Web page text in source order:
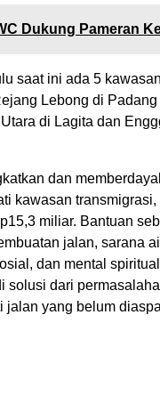
Dukung Pameran
saat ini ada 5
Lebong di
di Lagita dan
dan
kawasan
miliar. Bantuan
jalan, sarana
dan mental
solusi dari
jalan yang belum